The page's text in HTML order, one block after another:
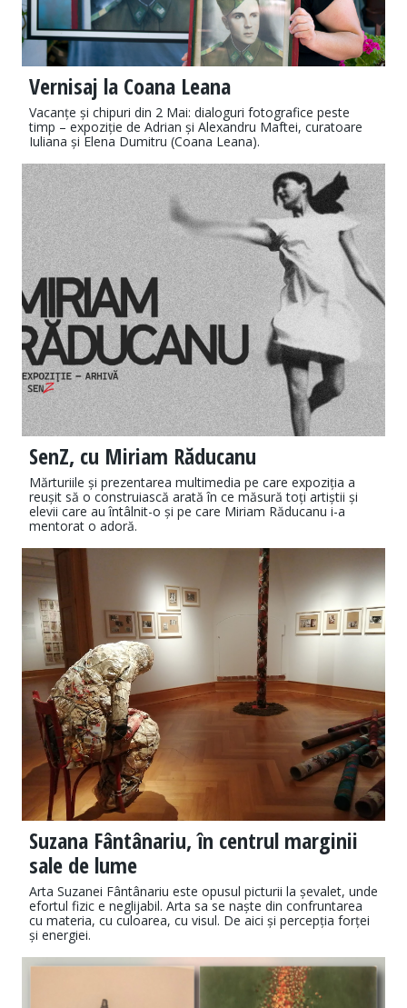
Vernisaj la Coana Leana
Vacanțe și chipuri din 2 Mai: dialoguri fotografice peste
timp – expoziție de Adrian și Alexandru Maftei, curatoare
Iuliana și Elena Dumitru (Coana Leana).
SenZ, cu Miriam Răducanu
Mărturiile și prezentarea multimedia pe care expoziția a
reușit să o construiască arată în ce măsură toți artiștii și
elevii care au întâlnit-o și pe care Miriam Răducanu i-a
mentorat o adoră.
Suzana Fântânariu, în centrul marginii
sale de lume
Arta Suzanei Fântânariu este opusul picturii la șevalet, unde
efortul fizic e neglijabil. Arta sa se naște din confruntarea
cu materia, cu culoarea, cu visul. De aici și percepția forței
și energiei.